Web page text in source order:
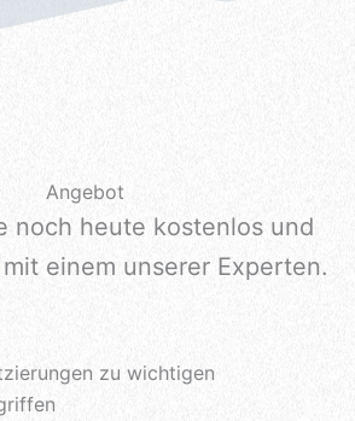
Angebot
noch heute kostenlos und
einem unserer Experten.
zu wichtigen